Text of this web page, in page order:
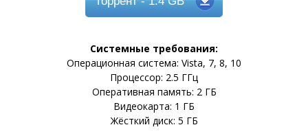
Системные требования:
Операционная система: Vista, 7, 8, 10
Процессор: 2.5 ГГц
Оперативная память: 2 ГБ
Видеокарта: 1 ГБ
Жёсткий диск: 5 ГБ